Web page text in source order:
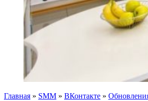
Главная » SMM » ВКонтакте »